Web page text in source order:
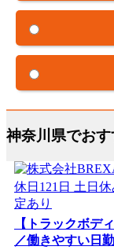
神奈川県でおす
【トラックボデ
／働きやすい日